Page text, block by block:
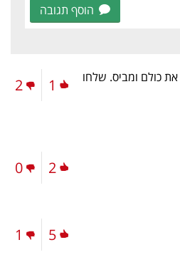
הוסף תגובה
כולם ומביס. שלחו
1
2
2
0
5
1